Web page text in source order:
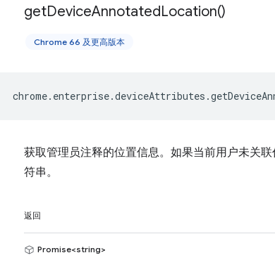
getDeviceAnnotatedLocation()
Chrome 66 及更高版本
chrome. enterprise.deviceAttributes .
获取管理员注释的位置信息。如果当前用户未关
符串。
返回
Promise<string>